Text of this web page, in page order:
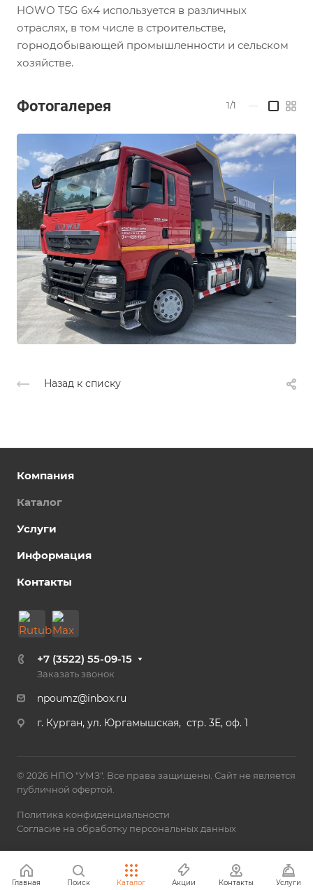
HOWO T5G 6х4 используется в различных
отраслях, в том числе в строительстве,
горнодобывающей промышленности и сельском
хозяйстве.
Фотогалерея 1/1 —
Назад к списку
Компания
Каталог
Услуги
Информация
Контакты
+7 (3522) 55-09-15
Заказать звонок
npoumz@inbox.ru
г. Курган, ул. Юргамышская, стр. 3Е, оф. 1
© 2026 НПО "УМЗ". Все права защищены. Сайт не является
публичной офертой.
Политика конфиденциальности
Согласие на обработку персональных данных
Главная Поиск Каталог Акции Контакты Услуги